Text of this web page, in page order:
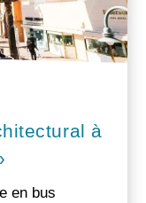
à
en bus